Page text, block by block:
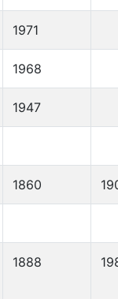
1971
1968
1947
1860
1888